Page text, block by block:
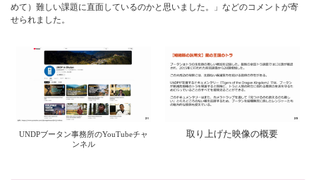
めて）難しい課題に直面しているのかと思いました。」などのコメントが寄
せられました。
UNDPブータン事務所のYouTubeチャ
ンネル
取り上げた映像の概要